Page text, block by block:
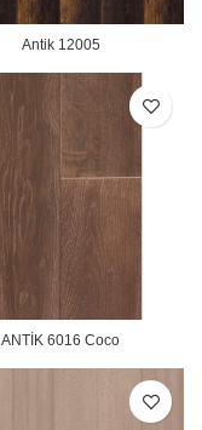
Antik 12005
ANTİK 6016 Coco